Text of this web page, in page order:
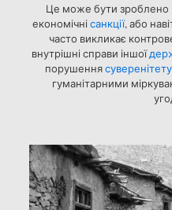
Це може бути зроблено
економічнісанкції, або
часто викликає
внутрішні справи іншої
порушеннясуверенітету
гуманітарними